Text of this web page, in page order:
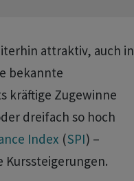
attraktiv, auch in
bekannte
kräftige Zugewinne
dreifach so hoch
Index (SPI) –